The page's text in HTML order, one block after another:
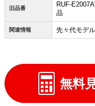
旧品番
RUF-
品
関連情報 先々代モデ
無料